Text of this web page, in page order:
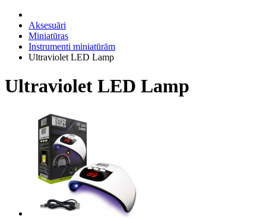
Aksesuāri
Miniatūras
Instrumenti miniatūrām
Ultraviolet LED Lamp
Ultraviolet LED Lamp